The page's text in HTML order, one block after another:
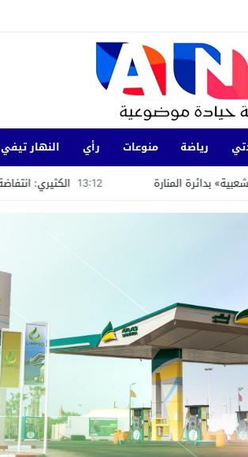
رياضة منوعات رأي
النهار تيفي
13:12 الكثيري: انتفاضة القنيطرة سنة 1954 تجسد التلاحم الوثيق بين العرش والشعب والوحدة في الإرادة والمصير.